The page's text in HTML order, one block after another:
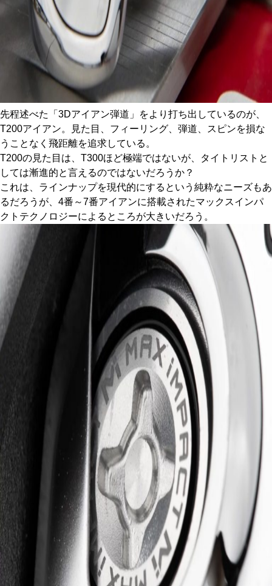
先程述べた「3Dアイアン弾道」をより打ち出しているのが、
T200アイアン。見た目、フィーリング、弾道、スピンを損な
うことなく飛距離を追求している。
T200の見た目は、T300ほど極端ではないが、タイトリストと
しては漸進的と言えるのではないだろうか？
これは、ラインナップを現代的にするという純粋なニーズもあ
るだろうが、4番～7番アイアンに搭載されたマックスインパ
クトテクノロジーによるところが大きいだろう。